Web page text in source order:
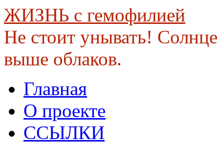
ЖИЗНЬ с гемофилией
Не стоит унывать!
выше облаков.
to
contentГлавная
О проекте
ССЫЛКИ